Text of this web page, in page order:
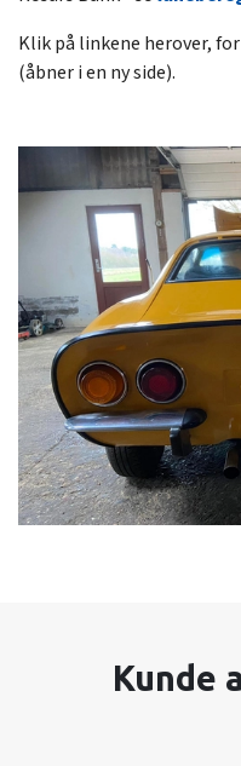
Klik på linkene herover,
(åbner i en ny side).
Kunde